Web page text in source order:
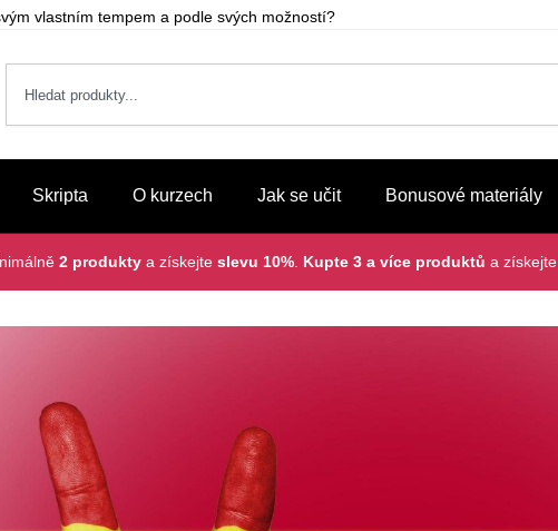
vlastním tempem a podle svých možností?
Skripta O kurzech Jak se učit Bonusové materiály
2 produkty a získejte slevu 10% Kupte 3 a více produktů a získejte